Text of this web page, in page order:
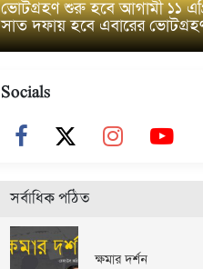
ভোটগ্রহণ শুরু হবে আগামী ১১
সাত দফায় হবে এবারের
Socials
সর্বাধিক পঠিত
ক্ষমার দর্শন